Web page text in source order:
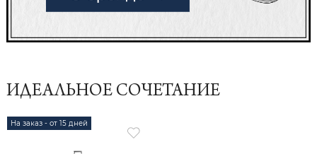
ИДЕАЛЬНОЕ СОЧЕТАНИЕ
На заказ - от 15 дней